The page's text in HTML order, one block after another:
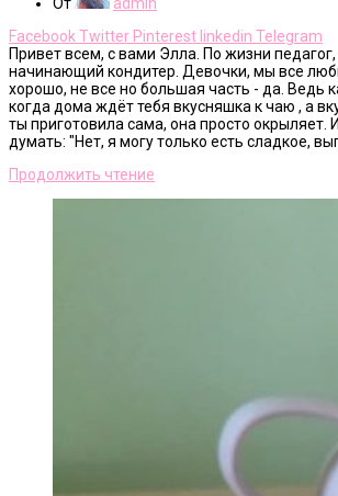
Facebook Twitter Pinterest linkedin Telegram
Привет всем, с вами Элла. По жизни
начинающий кондитер. Девочки, мы все
хорошо, не все но большая часть - да. Ведь
когда дома ждёт тебя вкусняшка к чаю , а
ты приготовила сама, она просто окрыляет.
думать: "Нет, я могу только есть сладкое,
Продолжить чтение